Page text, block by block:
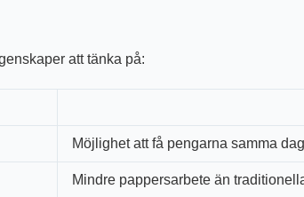
att tänka på:
Möjlighet att få pengarna samma dag
Mindre pappersarbete än